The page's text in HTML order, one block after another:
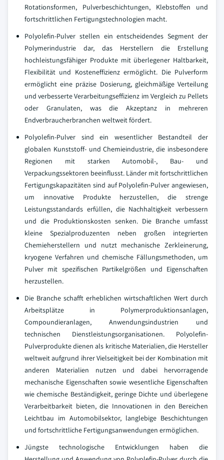
Rotationsformen, Pulverbeschichtungen, Klebstoffen und
fortschrittlichen Fertigungstechnologien macht.
Polyolefin-Pulver stellen ein entscheidendes Segment der
Polymerindustrie dar, das Herstellern die Erstellung
hochleistungsfähiger Produkte mit überlegener Haltbarkeit,
Flexibilität und Kosteneffizienz ermöglicht. Die Pulverform
ermöglicht eine präzise Dosierung, gleichmäßige Verteilung
und verbesserte Verarbeitungseffizienz im Vergleich zu Pellets
oder Granulaten, was die Akzeptanz in mehreren
Endverbraucherbranchen weltweit fördert.
Polyolefin-Pulver sind ein wesentlicher Bestandteil der
globalen Kunststoff- und Chemieindustrie, die insbesondere
Regionen mit starken Automobil-, Bau- und
Verpackungssektoren beeinflusst. Länder mit fortschrittlichen
Fertigungskapazitäten sind auf Polyolefin-Pulver angewiesen,
um innovative Produkte herzustellen, die strenge
Leistungsstandards erfüllen, die Nachhaltigkeit verbessern
und die Produktionskosten senken. Die Branche umfasst
kleine Spezialproduzenten neben großen integrierten
Chemieherstellern und nutzt mechanische Zerkleinerung,
kryogene Verfahren und chemische Fällungsmethoden, um
Pulver mit spezifischen Partikelgrößen und Eigenschaften
herzustellen.
Die Branche schafft erheblichen wirtschaftlichen Wert durch
Arbeitsplätze in Polymerproduktionsanlagen,
Compoundieranlagen, Anwendungsindustrien und
technischen Dienstleistungsorganisationen. Polyolefin-
Pulverprodukte dienen als kritische Materialien, die Hersteller
weltweit aufgrund ihrer Vielseitigkeit bei der Kombination mit
anderen Materialien nutzen und dabei hervorragende
mechanische Eigenschaften sowie wesentliche Eigenschaften
wie chemische Beständigkeit, geringe Dichte und überlegene
Verarbeitbarkeit bieten, die Innovationen in den Bereichen
Leichtbau im Automobilsektor, langlebige Beschichtungen
und fortschrittliche Fertigungsanwendungen ermöglichen.
Jüngste technologische Entwicklungen haben die